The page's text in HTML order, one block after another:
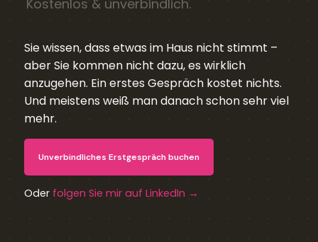
Kostenlos & unverbindlich.
Sie wissen, dass etwas im Haus nicht stimmt –
aber Sie kommen nicht dazu, es wirklich
anzugehen. Ein erstes Gespräch kostet nichts.
Und meistens weiß man danach schon sehr viel
mehr.
Unverbindliches Erstgespräch buchen
Oder folgen Sie mir auf LinkedIn →